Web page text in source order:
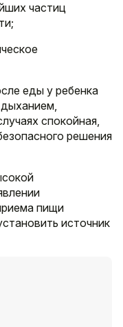
частиц
еды у ребенка
спокойная,
решения
пищи
источник